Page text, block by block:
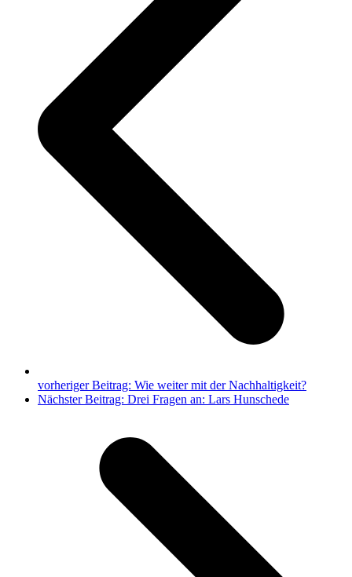
vorheriger Beitrag: Wie weiter mit der Nachhaltigkeit?
Nächster Beitrag: Drei Fragen an: Lars Hunschede